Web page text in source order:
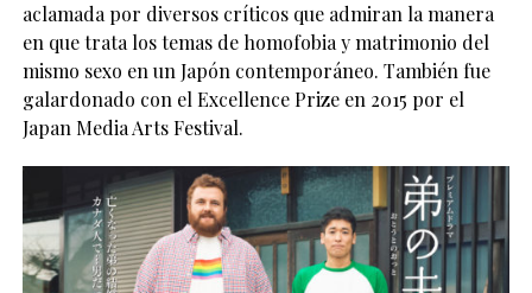
aclamada por diversos críticos que admiran la manera
en que trata los temas de homofobia y matrimonio del
mismo sexo en un Japón contemporáneo. También fue
galardonado con el Excellence Prize en 2015 por el
Japan Media Arts Festival.